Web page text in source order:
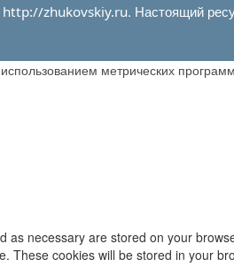
http://zhukovskiy.ru. Настоящий
метрических
necessary are stored on your
These cookies will be stored in your